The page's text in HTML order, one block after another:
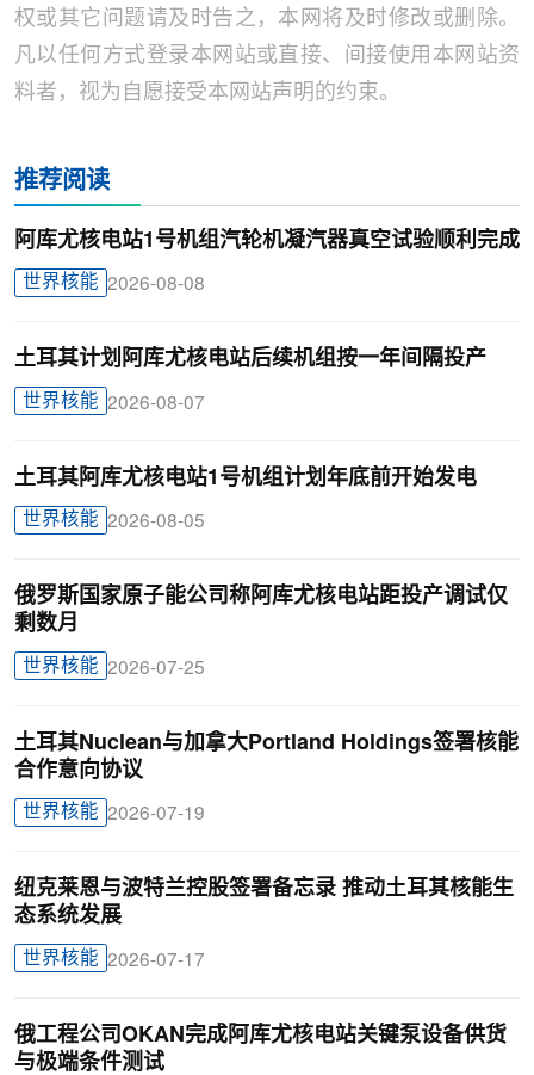
权或其它问题请及时告之，本网将及时修改或删除。
凡以任何方式登录本网站或直接、间接使用本网站资
料者，视为自愿接受本网站声明的约束。
推荐阅读
阿库尤核电站1号机组汽轮机凝汽器真空试验顺利完成
世界核能 2026-08-08
土耳其计划阿库尤核电站后续机组按一年间隔投产
世界核能 2026-08-07
土耳其阿库尤核电站1号机组计划年底前开始发电
世界核能 2026-08-05
俄罗斯国家原子能公司称阿库尤核电站距投产调试仅
剩数月
世界核能 2026-07-25
土耳其Nuclean与加拿大Portland Holdings签署核能
合作意向协议
世界核能 2026-07-19
纽克莱恩与波特兰控股签署备忘录 推动土耳其核能生
态系统发展
世界核能 2026-07-17
俄工程公司OKAN完成阿库尤核电站关键泵设备供货
与极端条件测试